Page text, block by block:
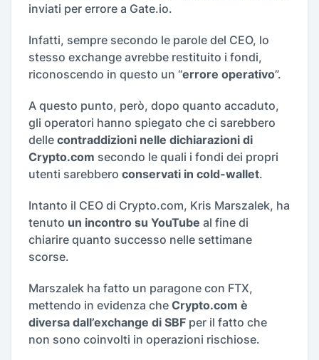
inviati per errore a Gate.io.
Infatti, sempre secondo le parole del CEO, lo
stesso exchange avrebbe restituito i fondi,
riconoscendo in questo un “errore operativo”.
A questo punto, però, dopo quanto accaduto,
gli operatori hanno spiegato che ci sarebbero
delle contraddizioni nelle dichiarazioni di
Crypto.com secondo le quali i fondi dei propri
utenti sarebbero conservati in cold-wallet.
Intanto il CEO di Crypto.com, Kris Marszalek, ha
tenuto un incontro su YouTube al fine di
chiarire quanto successo nelle settimane
scorse.
Marszalek ha fatto un paragone con FTX,
mettendo in evidenza che Crypto.com è
diversa dall’exchange di SBF per il fatto che
non sono coinvolti in operazioni rischiose.